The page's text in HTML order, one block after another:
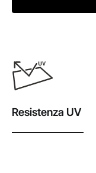
Resistenza UV